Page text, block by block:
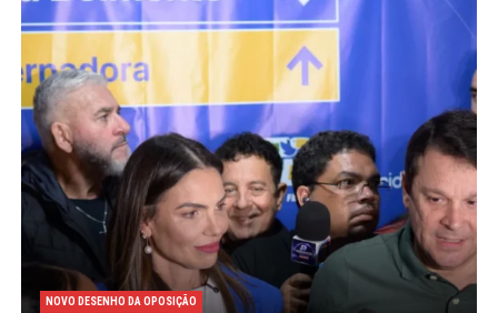
NOVO DESENHO DA OPOSIÇÃO